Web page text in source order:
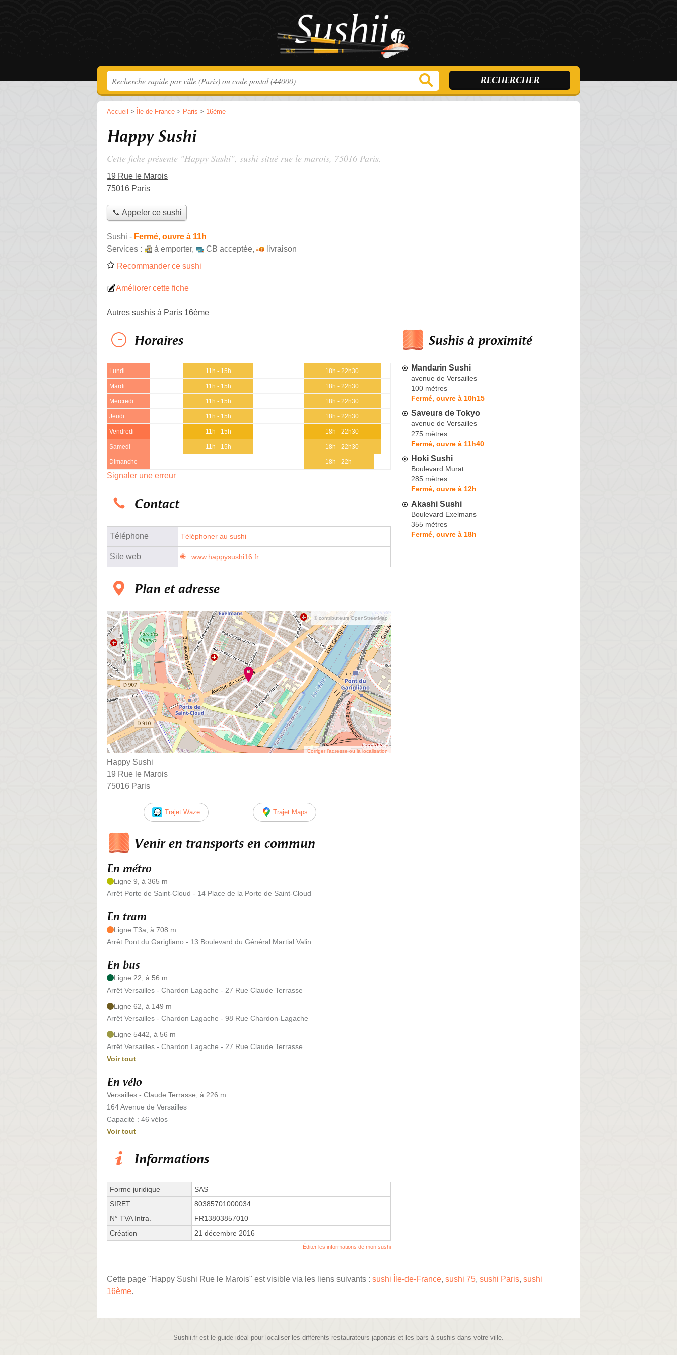
Accueil > Île-de-France > Paris > 16ème
Happy Sushi
Cette fiche présente "Happy Sushi", sushi situé rue le marois, 75016 Paris.
19 Rue le Marois
75016 Paris
📞 Appeler ce sushi
Sushi - Fermé, ouvre à 11h
Services :
à emporter, CB acceptée,
livraison
Recommander ce sushi
Améliorer cette fiche
Autres sushis à Paris 16ème
Horaires
Lundi 11h - 15h 18h - 22h30
Mardi 11h - 15h 18h - 22h30
Mercredi 11h - 15h 18h - 22h30
Jeudi 11h - 15h 18h - 22h30
Vendredi 11h - 15h 18h - 22h30
Samedi 11h - 15h 18h - 22h30
Dimanche 18h - 22h
Signaler une erreur
Contact
Téléphone Téléphoner au sushi
Site web www.happysushi16.fr
Plan et adresse
© contributeurs OpenStreetMap
Corriger l’adresse ou la localisation
Happy Sushi
19 Rue le Marois
75016 Paris
Trajet Waze Trajet Maps
Venir en transports en commun
En métro
Ligne 9, à 365 m
Arrêt Porte de Saint-Cloud - 14 Place de la Porte de Saint-Cloud
En tram
Ligne T3a, à 708 m
Arrêt Pont du Garigliano - 13 Boulevard du Général Martial Valin
En bus
Ligne 22, à 56 m
Arrêt Versailles - Chardon Lagache - 27 Rue Claude Terrasse
Ligne 62, à 149 m
Arrêt Versailles - Chardon Lagache - 98 Rue Chardon-Lagache
Ligne 5442, à 56 m
Arrêt Versailles - Chardon Lagache - 27 Rue Claude Terrasse
Voir tout
En vélo
Versailles - Claude Terrasse, à 226 m
164 Avenue de Versailles
Capacité : 46 vélos
Voir tout
Informations
Forme juridique
SAS
SIRET
80385701000034
N° TVA Intra.
FR13803857010
Création
21 décembre 2016
Éditer les informations de mon sushi
Sushis à proximité
Mandarin Sushi
avenue de Versailles
100 mètres
Fermé, ouvre à 10h15
Saveurs de Tokyo
avenue de Versailles
275 mètres
Fermé, ouvre à 11h40
Hoki Sushi
Boulevard Murat
285 mètres
Fermé, ouvre à 12h
Akashi Sushi
Boulevard Exelmans
355 mètres
Fermé, ouvre à 18h
Cette page "Happy Sushi Rue le Marois" est visible via les liens suivants : sushi Île-de-France, sushi 75, sushi Paris, sushi
16ème.
Sushii.fr est le guide idéal pour localiser les différents restaurateurs japonais et les bars à sushis dans votre ville.